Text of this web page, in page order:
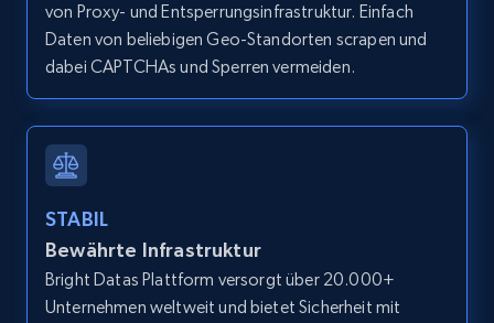
Zillow properties listing information -
Search by parameters on zillow and use the
IsListingClaimedByCurrentSignedInUser,
IsCurrentSignedInAgentResponsible, Bedrooms,
and more.
12K+ 1.3K+
von Proxy- und Entsperrungsinfrastruktur. Einfach
Daten von beliebigen Geo-Standorten scrapen und
dabei CAPTCHAs und Sperren vermeiden.
STABIL
Bewährte Infrastruktur
Bright Datas Plattform versorgt über 20.000+
Unternehmen weltweit und bietet Sicherheit mit